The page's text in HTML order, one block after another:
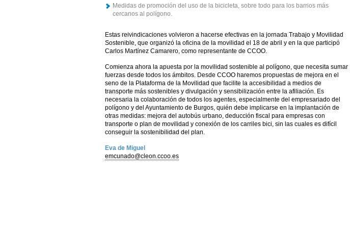
Medidas de promoción del uso de la bicicleta, sobre todo para los barrios más
cercanos al polígono.
Estas reivindicaciones volvieron a hacerse efectivas en la jornada Trabajo y Movilidad
Sostenible, que organizó la oficina de la movilidad el 18 de abril y en la que participó
Carlos Martínez Camarero, como representante de CCOO.
Comienza ahora la apuesta por la movilidad sostenible al polígono, que necesita sumar
fuerzas desde todos los ámbitos. Desde CCOO haremos propuestas de mejora en el
seno de la Plataforma de la Movilidad que facilite la accesibilidad a medios de
transporte más sostenibles y divulgación y sensibilización entre la afiliación. Es
necesaria la colaboración de todos los agentes, especialmente del empresariado del
polígono y del Ayuntamiento de Burgos, quién debe implicarse en la implantación de
otras medidas: mejora del autobús urbano, deducción fiscal para empresas con
transporte o plan de movilidad y conexión de los carriles bici, sin las cuales es difícil
conseguir la sostenibilidad del plan.
Eva de Miguel
emcunado@cleon.ccoo.es